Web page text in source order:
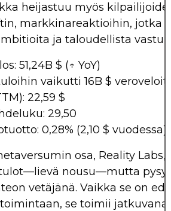
heijastuu myös
markkinareaktioihin, jotka
ja taloudellista
51,24B $ (↑ YoY)
vaikutti 16B $
22,59 $
29,50
0,28% (2,10 $ vuodessa)
osa, Reality
nousu—mutta
vetäjänä. Vaikka se on
se toimii jatkuvana